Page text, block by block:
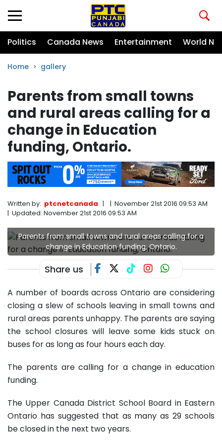
Politics Canada News Entertainment World
Home gallery
Parents from small towns
and rural areas calling for a
change in Education
funding, Ontario.
Written by: ptcnetcanada | | November 21st 2016 09:53 AM
| Updated: November 21st 2016 09:53 AM
Parents from small towns and rural areas calling for a
change in Education funding, Ontario.
Share us
A number of boards across Ontario are considering
closing a slew of schools leaving in small towns and
rural areas parents unhappy. The parents are saying
the school closures will leave some kids stuck on
buses for as long as four hours each day.
The parents are calling for a change in education
funding.
The Upper Canada District School Board in Eastern
Ontario has suggested that as many as 29 schools
be closed in the next two years.